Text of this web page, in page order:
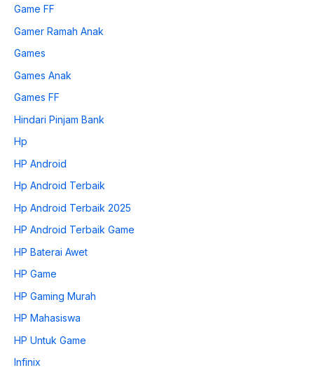
Game FF
Gamer Ramah Anak
Games
Games Anak
Games FF
Hindari Pinjam Bank
Hp
HP Android
Hp Android Terbaik
Hp Android Terbaik 2025
HP Android Terbaik Game
HP Baterai Awet
HP Game
HP Gaming Murah
HP Mahasiswa
HP Untuk Game
Infinix